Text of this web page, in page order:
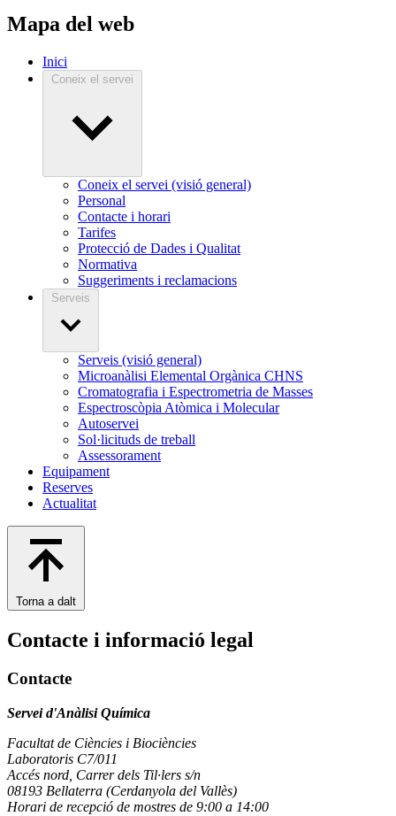
Mapa del web
Inici
Coneix el servei
Coneix el servei (visió general)
Personal
Contacte i horari
Tarifes
Protecció de Dades i Qualitat
Normativa
Suggeriments i reclamacions
Serveis
Serveis (visió general)
Microanàlisi Elemental Orgànica CHNS
Cromatografia i Espectrometria de Masses
Espectroscòpia Atòmica i Molecular
Autoservei
Sol·licituds de treball
Assessorament
Equipament
Reserves
Actualitat
Torna a dalt
Contacte i informació legal
Contacte
Servei d'Anàlisi Química
Facultat de Ciències i Biociències
Laboratoris C7/011
Accés nord, Carrer dels Til·lers s/n
08193 Bellaterra (Cerdanyola del Vallès)
Horari de recepció de mostres de 9:00 a 14:00